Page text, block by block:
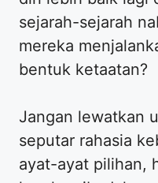
sejarah-sejarah
mereka
bentuk ketaatan?
Jangan lewatkan
seputar rahasia
ayat-ayat pilihan,